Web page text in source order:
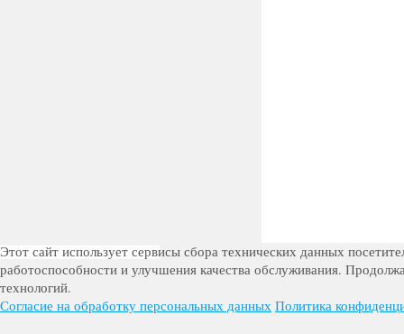
Этот сайт использует сервисы сбора технических данных
работоспособности и улучшения качества обслуживания.
технологий.
Согласие на обработку персональных данных Политика